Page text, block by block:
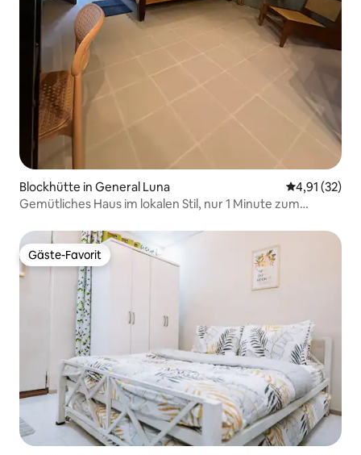
Blockhütte in General Luna
4,91 (32)
Gemütliches Haus im lokalen Stil, nur 1 Minute zum
Gäste-Favorit
Gäste-Favorit